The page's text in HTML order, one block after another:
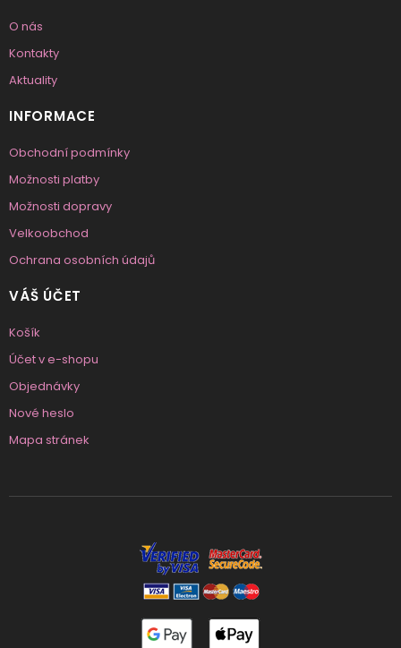
O nás
Kontakty
Aktuality
INFORMACE
Obchodní podmínky
Možnosti platby
Možnosti dopravy
Velkoobchod
Ochrana osobních údajů
VÁŠ ÚČET
Košík
Účet v e-shopu
Objednávky
Nové heslo
Mapa stránek